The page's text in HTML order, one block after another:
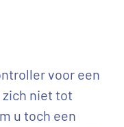
voor een
zich niet tot
u toch een